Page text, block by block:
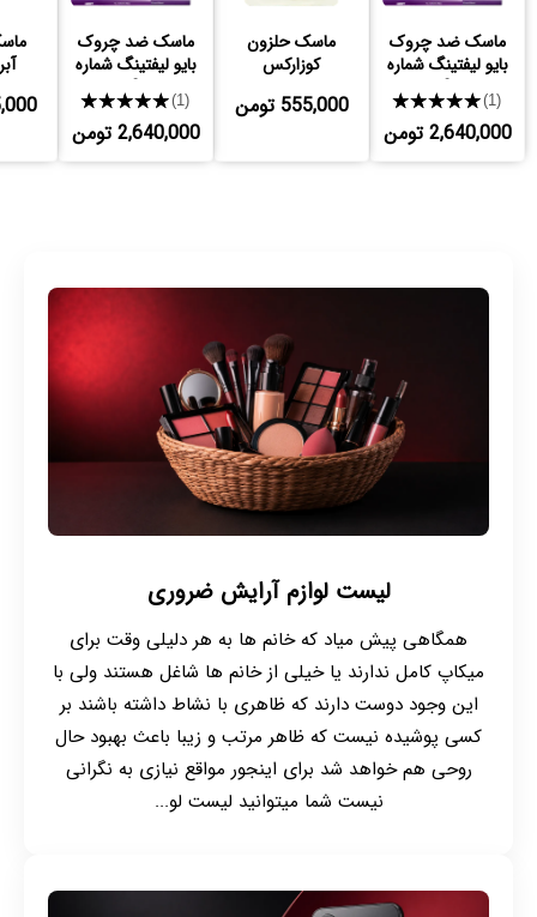
ماسک ضد چروک
بایو لیفتینگ شماره
9
★★★★★(1)
2,640,000 تومن
ماسک حلزون
کوزارکس
555,000 تومن
ماسک ضد چروک
بایو لیفتینگ شماره
9
★★★★★(1)
2,640,000 تومن
لیست لوازم آرایش ضروری
همگاهی پیش میاد که خانم ها به هر دلیلی وقت برای
میکاپ کامل ندارند یا خیلی از خانم ها شاغل هستند ولی با
این وجود دوست دارند که ظاهری با نشاط داشته باشند بر
کسی پوشیده نیست که ظاهر مرتب و زیبا باعث بهبود حال
روحی هم خواهد شد برای اینجور مواقع نیازی به نگرانی
نیست شما میتوانید لیست لو...